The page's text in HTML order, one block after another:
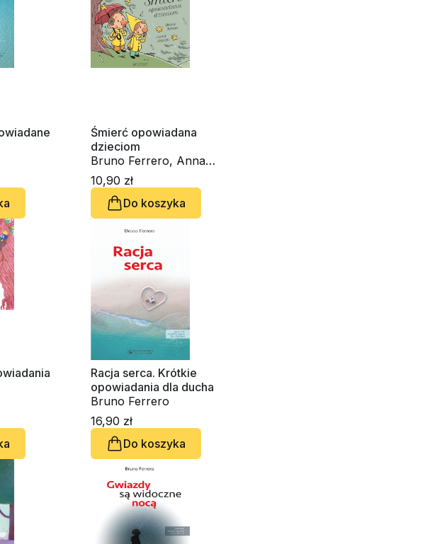
Śmierć opowiadana
dzieciom
Bruno Ferrero, Anna
Peiretti
10,90 zł
Do koszyka
Racja serca. Krótkie
opowiadania dla ducha
Bruno Ferrero
16,90 zł
Do koszyka